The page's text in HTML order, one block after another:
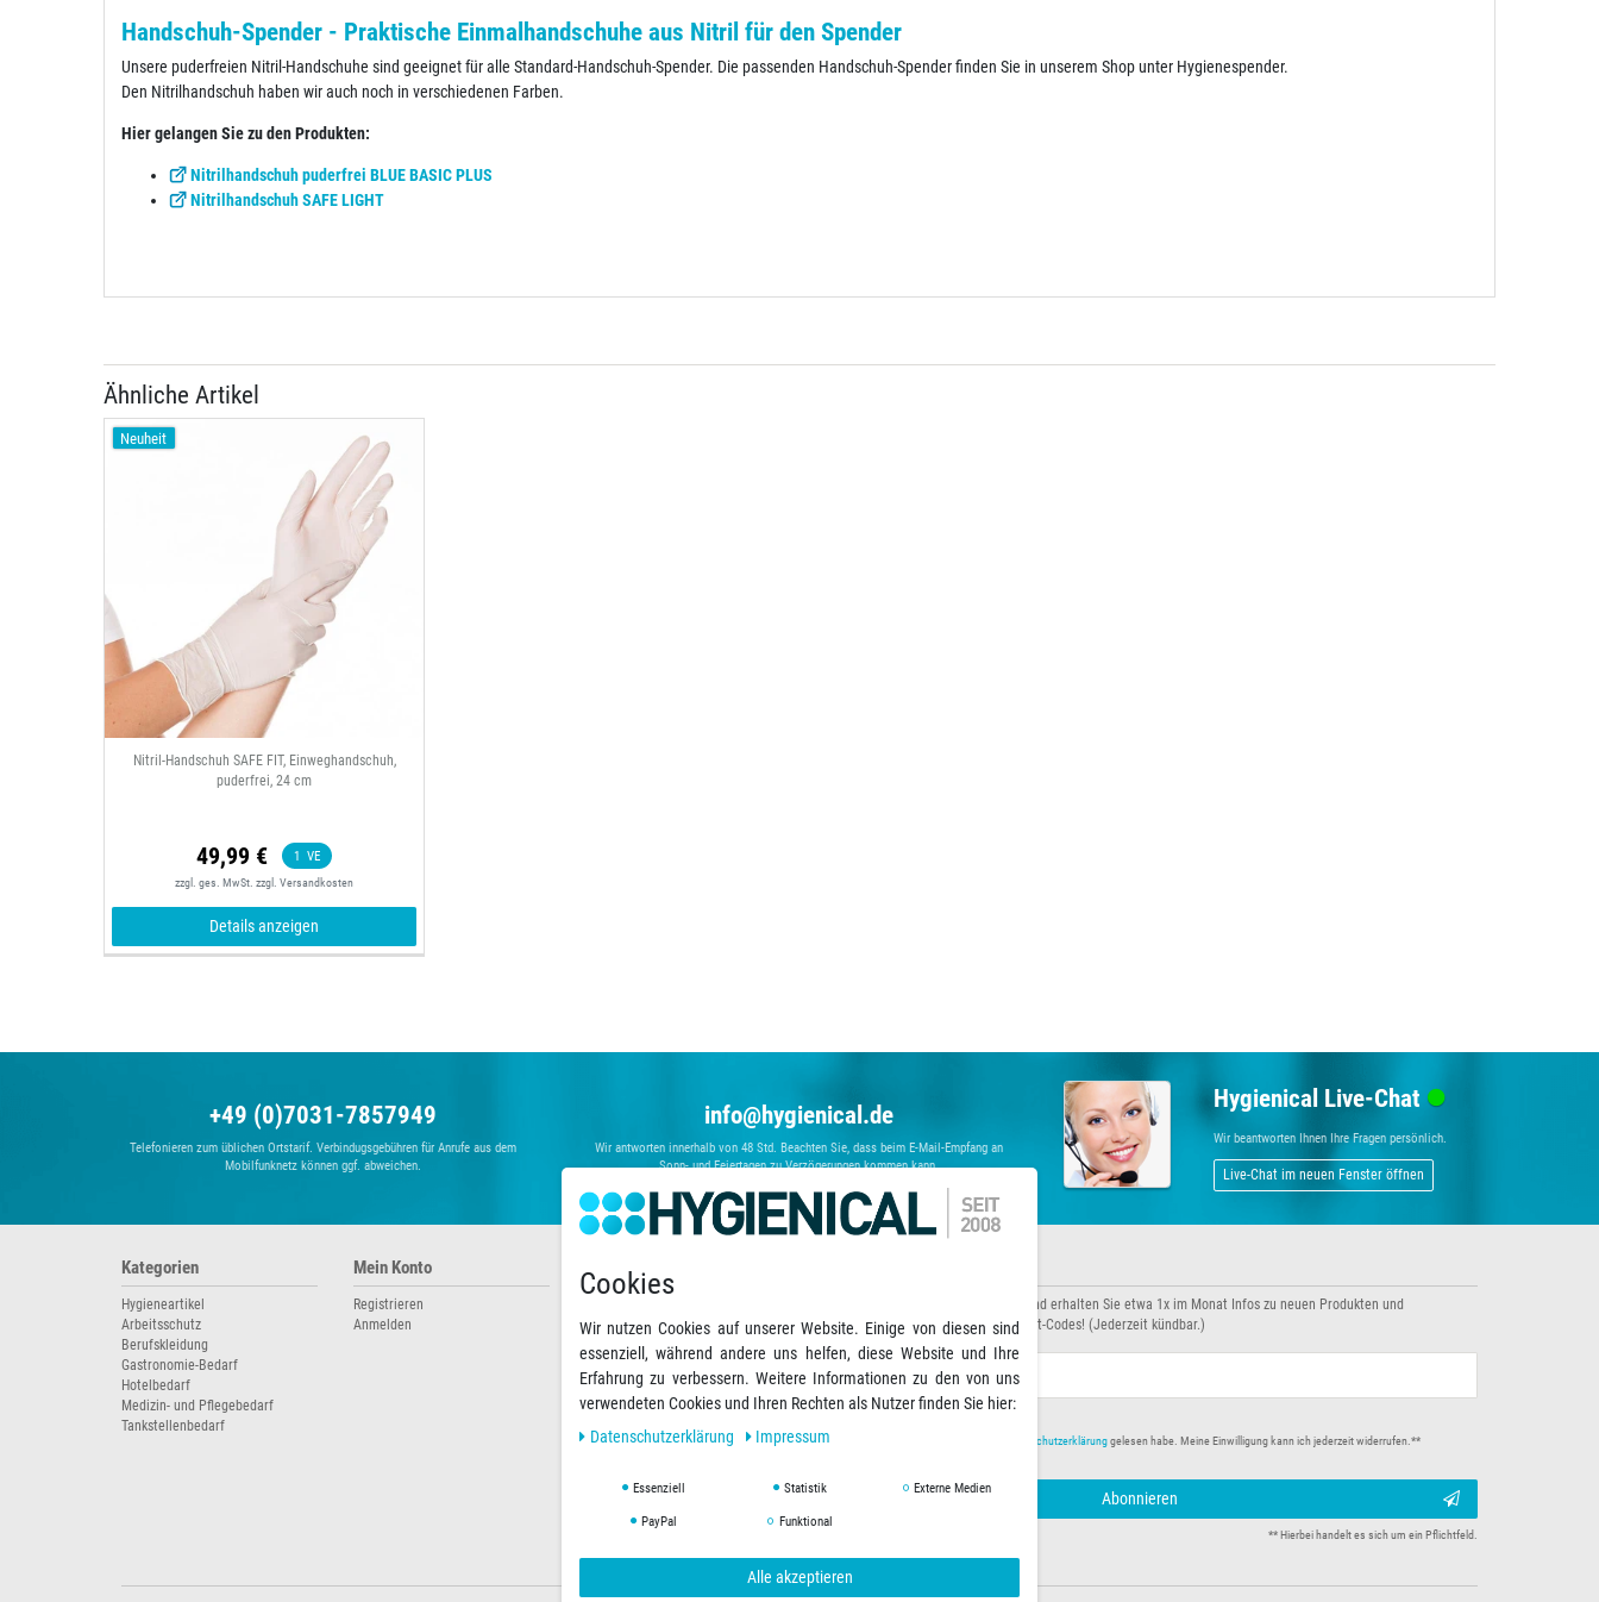
Handschuh-Spender - Praktische Einmalhandschuhe aus Nitril für den Spender
Unsere puderfreien Nitril-Handschuhe sind geeignet für alle Standard-Handschuh-Spender. Die passenden Handschuh-Spender finden Sie in unserem Shop unter Hygienespender.
Den Nitrilhandschuh haben wir auch noch in verschiedenen Farben.
Hier gelangen Sie zu den Produkten:
Nitrilhandschuh puderfrei BLUE BASIC PLUS
Nitrilhandschuh SAFE LIGHT
Ähnliche Artikel
Neuheit
Nitril-Handschuh SAFE FIT, Einweghandschuh,
puderfrei, 24 cm
49,99 € 1 VE
zzgl. ges. MwSt. zzgl. Versandkosten
Details anzeigen
+49 (0)7031-7857949
Telefonieren zum üblichen Ortstarif. Verbindugsgebühren für Anrufe aus dem
Mobilfunknetz können ggf. abweichen.
info@hygienical.de
Wir antworten innerhalb von 48 Std. Beachten Sie, dass beim E-Mail-Empfang an
Sonn- und Feiertagen zu Verzögerungen kommen kann.
Hygienical Live-Chat
Wir beantworten Ihnen Ihre Fragen persönlich.
Live-Chat im neuen Fenster öffnen
Kategorien
Hygieneartikel
Arbeitsschutz
Berufskleidung
Gastronomie-Bedarf
Hotelbedarf
Medizin- und Pflegebedarf
Tankstellenbedarf
Mein Konto
Registrieren
Anmelden
Informationen
Zahlungsarten
Versandarten & -kosten
Warenkorb
Abonnieren Sie unseren Newsletter und erhalten Sie etwa 1x im Monat Infos zu neuen Produkten und
Sonderaktionen sowie exklusive Rabatt-Codes! (Jederzeit kündbar.)
E-MAIL **
Daten­schutz­erklärunggelesen habe. Meine Einwilligung kann ich jederzeit widerrufen.**
Abonnieren
** Hierbei handelt es sich um ein Pflichtfeld.
Cookies
Wir nutzen Cookies auf unserer Website. Einige von diesen sind
essenziell, während andere uns helfen, diese Website und Ihre
Erfahrung zu verbessern. Weitere Informationen zu den von uns
verwendeten Cookies und Ihren Rechten als Nutzer finden Sie hier:
Daten­schutz­erklärung
Impressum
Essenziell Statistik Externe Medien
PayPal Funktional
Alle akzeptieren